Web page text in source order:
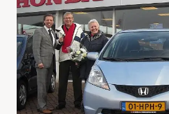
Over ons
Webshop
Contact